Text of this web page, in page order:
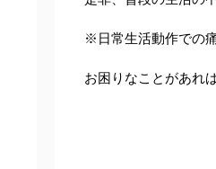
※日常生活動作での
お困りなことがあれ